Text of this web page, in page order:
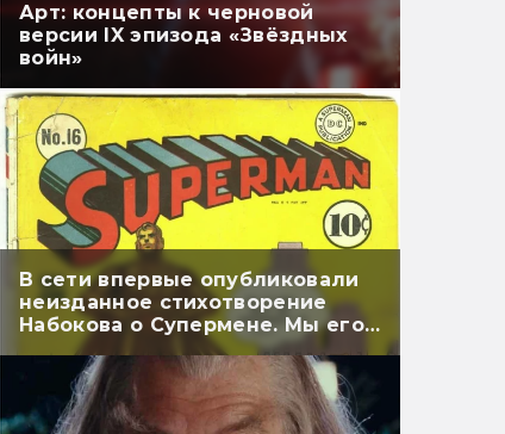
Арт: концепты к черновой
версии IX эпизода «Звёздных
войн»
В сети впервые опубликовали
неизданное стихотворение
Набокова о Супермене. Мы его
перевели